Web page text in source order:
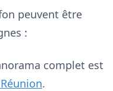
peuvent être
:
complet est
.